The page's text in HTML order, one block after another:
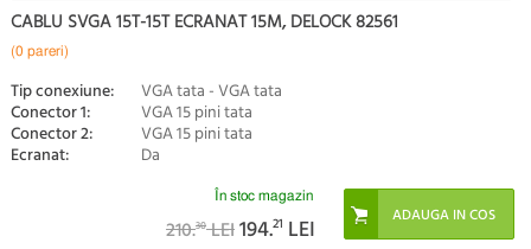
CABLU SVGA 15T-15T ECRANAT 15M, DELOCK 82561
(0 pareri)
Tip conexiune: VGA tata - VGA tata
Conector 1: VGA 15 pini tata
Conector 2: VGA 15 pini tata
Ecranat: Da
În stoc magazin
210.30LEI194.21 LEI